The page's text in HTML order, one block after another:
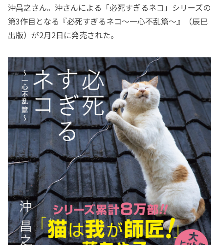
沖昌之さん。沖さんによる「必死すぎるネコ」シリーズの
第3作目となる『必死すぎるネコ～一心不乱篇～』（辰巳
出版）が2月2日に発売された。